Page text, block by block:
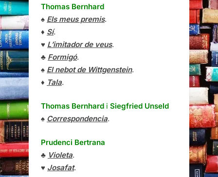
Thomas Bernhard
♠ Els meus premis.
♦ Sí.
♥ L’imitador de veus.
♣ Formigó.
♠ El nebot de Wittgenstein.
♦ Tala.
Thomas Bernhard i Siegfried Unseld
♠ Correspondencia.
Prudenci Bertrana
♣ Violeta.
♥ Josafat.